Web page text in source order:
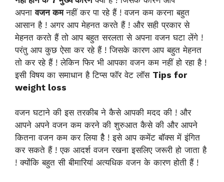
अपनावजन कमनहीं कर पा रहे हैं ! वजन कम करना बहुत
आसान है ! अगर आप मेहनत करते हैं ! और सही प्रकार से
मेहनत करते हैं तो आप बहुत सरलता से अपना वजन घटा लेंगे !
परंतु आप कुछ ऐसा कर रहे हैं ! जिसके कारण आप बहुत मेहनत
तो कर रहे हैं ! लेकिन फिर भी आपका वजन कम नहीं हो रहा है !
इसी विषय का समाधान है टिप्स फॉर वेट लॉस Tips for
weight loss
वजन घटाने की इस तरकीब ने कैसे आपकी मदद की ! और
आपने अपने वजन कम करने की शुरुआत कैसे की और आपने
कितना वजन कम कर लिया हैै ! इसे आप कमेंट बॉक्स में इंगित
कर सकते हैं ! एक आदर्श वजन रखना इसलिए जरूरी हो जाता है
! क्योंकि बहुत सी बीमारियां अत्यधिक वजन के कारण होती हैं !